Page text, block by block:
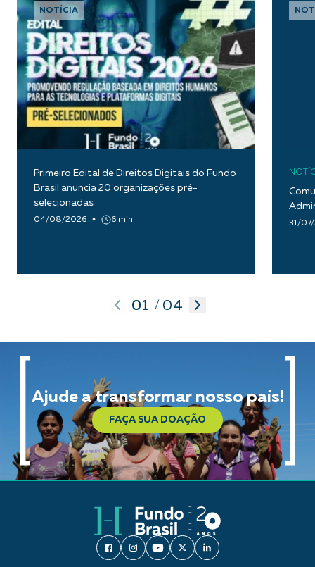
NOTÍCIA
Primeiro Edital de Direitos Digitais do Fundo
Brasil anuncia 20 organizações pré-
selecionadas
04/08/2026 6 min 31/
01 / 04
Ajude a transformar nosso país!
FAÇA SUA DOAÇÃO